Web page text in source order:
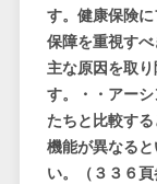
す。健康保険
保障を重視す
主な原因を取
す。・・アー
たちと比較す
機能が異なる
い。（３３６頁